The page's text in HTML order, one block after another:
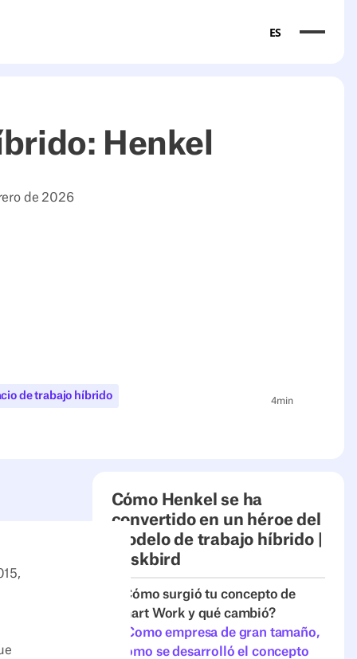
ES
Henkel
de 2026
de trabajo híbrido 4min
Cómo Henkel se ha
convertido en un héroe del
modelo de trabajo híbrido |
deskbird
1. Cómo surgió tu concepto de
Smart Work y qué cambió?
2. Como empresa de gran tamaño,
¿cómo se desarrolló el concepto